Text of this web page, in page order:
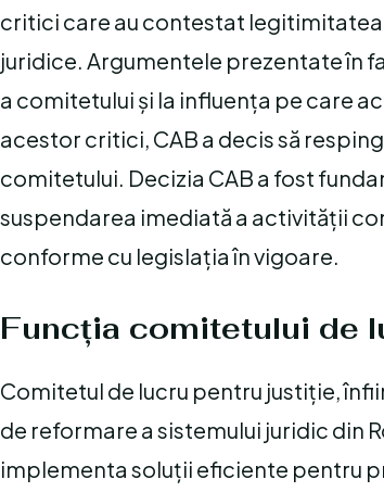
critici care au contestat
juridice. Argumentele prezentate în
a comitetului și la influența pe care
acestor critici, CAB a decis să
comitetului. Decizia CAB a fost
suspendarea imediată a activității
conforme cu legislația în vigoare.
Funcția comitetului de
Comitetul de lucru pentru justiție,
de reformare a sistemului juridic din
implementa soluții eficiente pentru